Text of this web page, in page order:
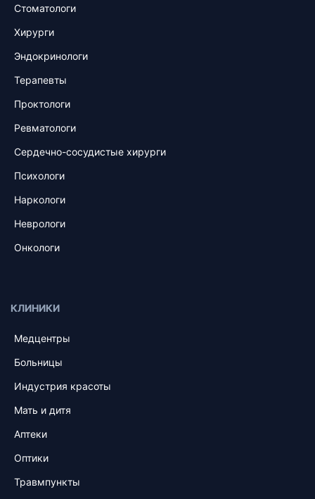
Стоматологи
Хирурги
Эндокринологи
Терапевты
Проктологи
Ревматологи
Сердечно-сосудистые хирурги
Психологи
Наркологи
Неврологи
Онкологи
КЛИНИКИ
Медцентры
Больницы
Индустрия красоты
Мать и дитя
Аптеки
Оптики
Травмпункты